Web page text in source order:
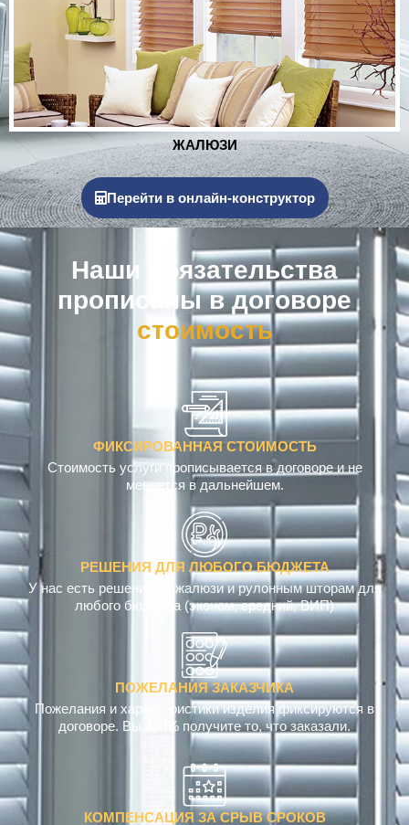
РОЛЬСТАВНИ
Перейти в онлайн-конструктор
Наши обязательства
прописаны в договоре
омпенсация
ФИКСИРОВАННАЯ СТОИМОСТЬ
Стоимость услуги прописывается в договоре и не
меняется в дальнейшем.
РЕШЕНИЯ ДЛЯ ЛЮБОГО БЮДЖЕТА
У нас есть решения по жалюзи и рулонным шторам для
любого бюджета (эконом, средний, ВИП)
ПОЖЕЛАНИЯ ЗАКАЗЧИКА
Пожелания и характеристики изделия фиксируются в
договоре. Вы 100% получите то, что заказали.
КОМПЕНСАЦИЯ ЗА СРЫВ СРОКОВ